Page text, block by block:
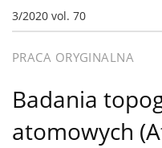
3/2020 vol. 70
PRACA ORYGINALNA
Badania
atomowych